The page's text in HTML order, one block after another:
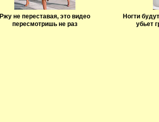
Ржу не переставая, это видео
пересмотришь не раз
Ногти
убьет